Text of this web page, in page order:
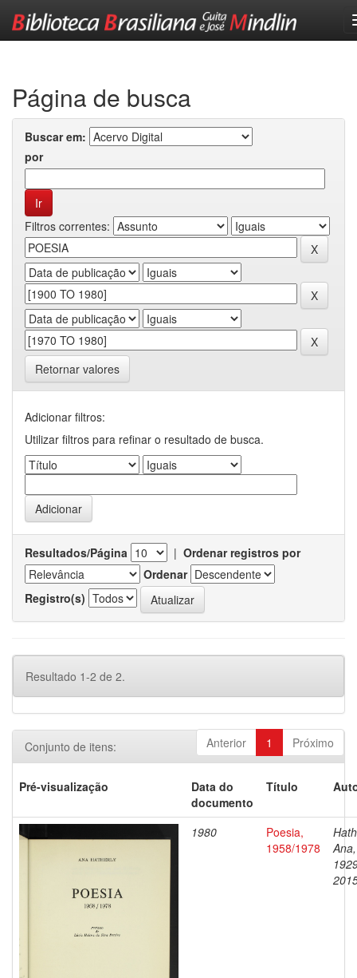
Página de busca
Buscar em:
por
Filtros correntes:
Retornar valores
Adicionar filtros:
Utilizar filtros para refinar o resultado de busca.
Resultados/Página | Ordenar registros por
Ordenar
Registro(s)
Resultado 1-2 de 2.
Anterior 1 Próximo
Conjunto de itens:
Pré-visualização
Data do
documento
Título
1980
Poesia,
1958/1978
Ana,